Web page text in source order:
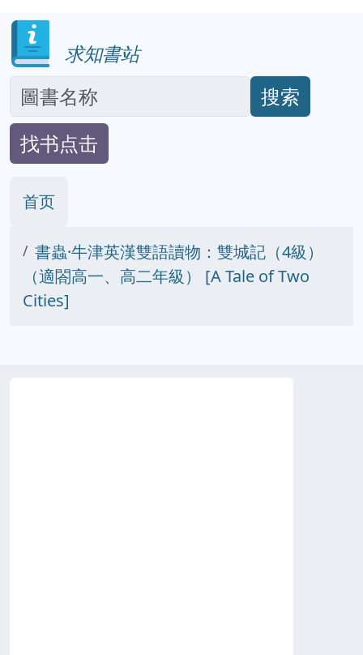
求知書站
搜索
找书点击
首页
書蟲·牛津英漢雙語讀物：雙城記（4級）
（適閤高一、高二年級） [A Tale of Two
Cities]